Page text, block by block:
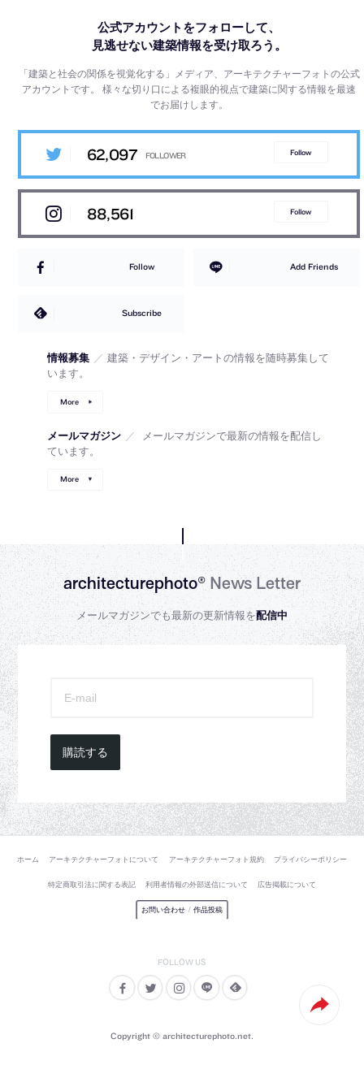
公式アカウントをフォローして、
見逃せない建築情報を受け取ろう。
「建築と社会の関係を視覚化する」メディア、アーキテクチャーフォトの公式
アカウントです。様々な切り口による複眼的視点で建築に関する情報を最速
でお届けします。
62,097 Follow
88,561 Follow
Follow Add Friends
Subscribe
情報募集 ／ 建築・デザイン・アートの情報を随時募集して
います。
More
メールマガジン ／
メールマガジンで最新の情報を配信し
ています。
More
architecturephoto®News Letter
メールマガジンでも最新の更新情報を配信中
購読する
ホーム アーキテクチャーフォトについて アーキテクチャーフォト規約 プライバシーポリシー
特定商取引法に関する表記 利用者情報の外部送信について 広告掲載について
お問い合わせ / 作品投稿
Copyright © architecturephoto.net.